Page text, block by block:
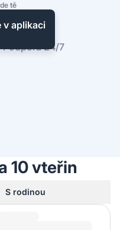
·Podpora 24/7
tě
v aplikaci
10 vteřin
S rodinou